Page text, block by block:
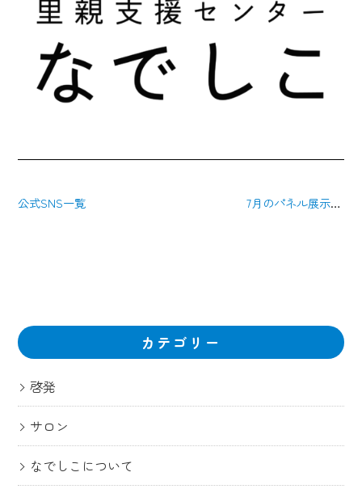
公式SNS一覧 7月のパネル展示とさとおやcaféなでしこのご案内
カテゴリー
啓発
サロン
なでしこについて